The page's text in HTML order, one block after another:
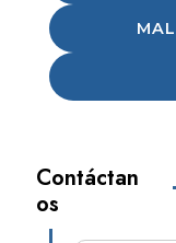
Contáctan
os